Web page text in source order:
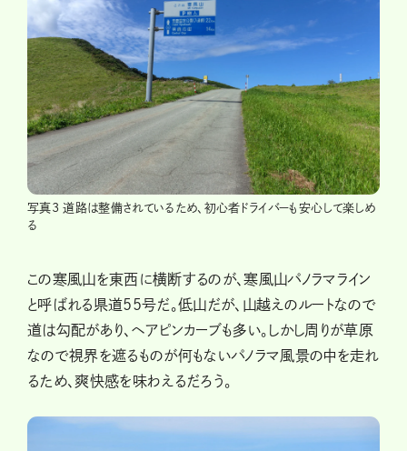
写真3 道路は整備されているため、初心者ドライバーも安心して楽しめ
る
この寒風山を東西に横断するのが、寒風山パノラマライン
と呼ばれる県道55号だ。低山だが、山越えのルートなので
道は勾配があり、ヘアピンカーブも多い。しかし周りが草原
なので視界を遮るものが何もないパノラマ風景の中を走れ
るため、爽快感を味わえるだろう。